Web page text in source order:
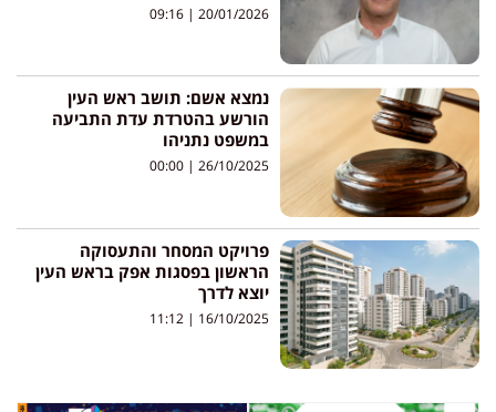
20/01/2026
נמצא אשם: תושב ראש העין
הורשע בהטרדת עדת התביעה
במשפט נתניהו
26/10/2025
פרויקט המסחר והתעסוקה
הראשון בפסגות אפק בראש העין
יוצא לדרך
16/10/2025